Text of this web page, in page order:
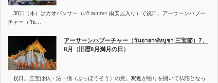
30日（木）はカオパンサー（เข้าพรรษา 雨安居入り）で祝日。アーサーンハブー
チャー（วัน…
アーサーンハブーチャー（วันอาสาฬหบูชา 三宝節）7、
8月（旧暦8月満月の日）
祝日。三宝は仏・法・僧（ぶっぽうそう）の意。釈迦が悟りを開いて仏陀となっ